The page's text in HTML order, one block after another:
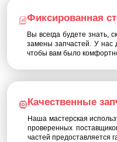
Фиксированная
Вы всегда будете знать,
замены запчастей. У нас
чтобы вам было
Качественные
Наша мастерская
проверенных
частей предоставляется